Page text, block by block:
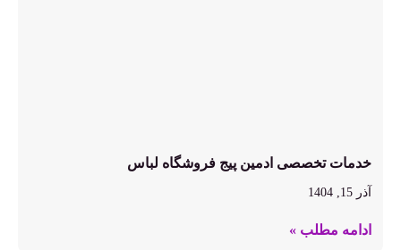
خدمات تخصصی ادمین پیج فروشگاه لباس
آذر 15, 1404
ادامه مطلب »